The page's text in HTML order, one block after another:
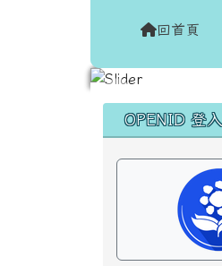
花蓮縣新城回首頁
左邊區域
OPENID 登入
頁尾區域